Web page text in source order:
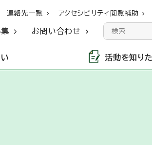
連絡先一覧 アクセシビリティ閲覧補助
お問い合わせ
活動を知り